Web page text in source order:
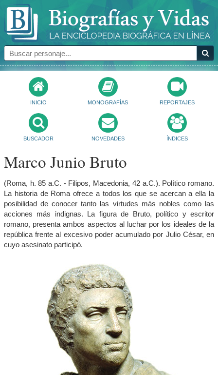
INICIO MONOGRAFÍAS REPORTAJES
BUSCADOR NOVEDADES ÍNDICES
Marco Junio Bruto
(Roma, h. 85 a.C. - Filipos, Macedonia, 42 a.C.). Político romano.
La historia de Roma ofrece a todos los que se acercan a ella la
posibilidad de conocer tanto las virtudes más nobles como las
acciones más indignas. La figura de Bruto, político y escritor
romano, presenta ambos aspectos al luchar por los ideales de la
república frente al excesivo poder acumulado por Julio César, en
cuyo asesinato participó.